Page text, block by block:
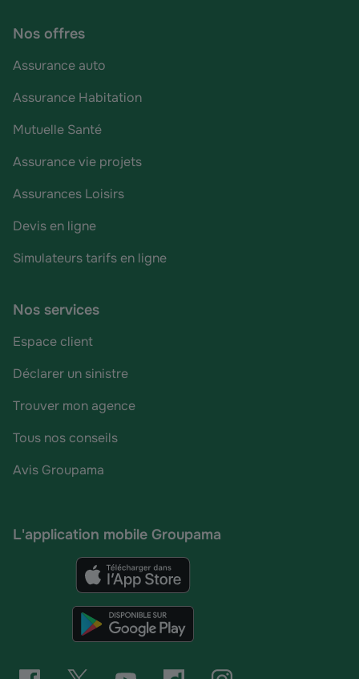
Nos offres
Assurance auto
Assurance Habitation
Mutuelle Santé
Assurance vie projets
Assurances Loisirs
Devis en ligne
Simulateurs tarifs en ligne
Nos services
Espace client
Déclarer un sinistre
Trouver mon agence
Tous nos conseils
Avis Groupama
L'application mobile Groupama